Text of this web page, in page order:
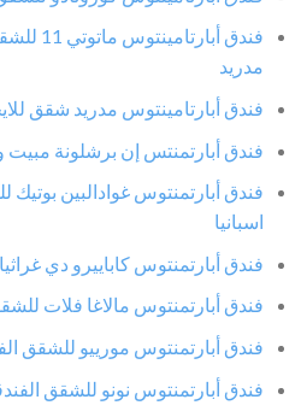
فندق
مدريد
فندق أبارتامينتوس مدريد شقق
فندق أبارتمنتس إن برشلونة مبيت
فندق أبارتمنتوس غوادالبين بوتيك
اسبانيا
فندق أبارتمنتوس كاباييرو دي
فندق أبارتمنتوس مالاغا فلات
فندق أبارتمنتوس مورييو للشقق
فندق أبارتمنتوس نونو للشقق